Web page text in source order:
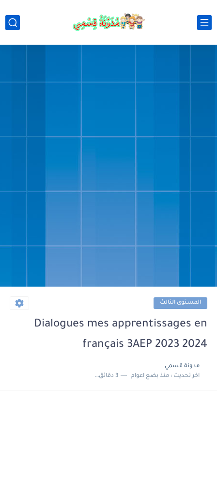
المستوى الثالث
Dialogues mes apprentissages en
français 3AEP 2023 2024
مدونة قسمي
اخر تحديث :منذ بضع اعوام 3 دقائق للقراءة